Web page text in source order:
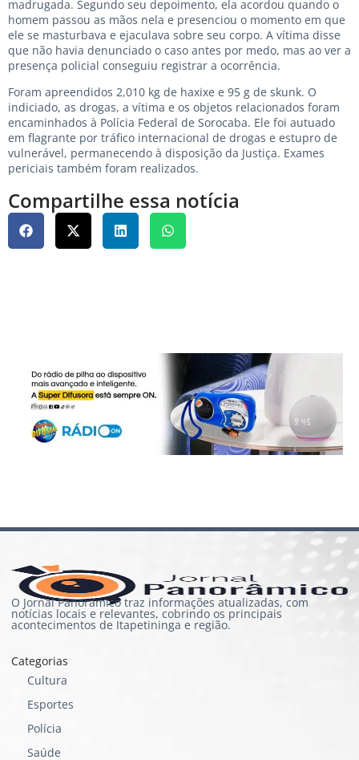
madrugada. Segundo seu depoimento, ela acordou quando o
homem passou as mãos nela e presenciou o momento em que
ele se masturbava e ejaculava sobre seu corpo. A vítima disse
que não havia denunciado o caso antes por medo, mas ao ver a
presença policial conseguiu registrar a ocorrência.
Foram apreendidos 2,010 kg de haxixe e 95 g de skunk. O
indiciado, as drogas, a vítima e os objetos relacionados foram
encaminhados à Polícia Federal de Sorocaba. Ele foi autuado
em flagrante por tráfico internacional de drogas e estupro de
vulnerável, permanecendo à disposição da Justiça. Exames
periciais também foram realizados.
Compartilhe essa notícia
O Jornal Panorâmico traz informações atualizadas, com
notícias locais e relevantes, cobrindo os principais
acontecimentos de Itapetininga e região.
Categorias
Cultura
Esportes
Polícia
Saúde